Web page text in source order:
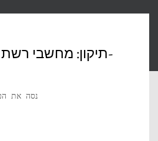
תיקון: מחשבי רשת
נסה את